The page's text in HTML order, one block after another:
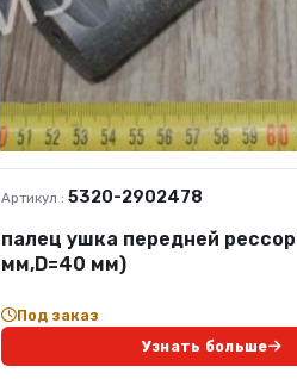
Артикул : 5320-2902478
палец ушка передней
мм,D=40 мм)
Под заказ
Узнать больше